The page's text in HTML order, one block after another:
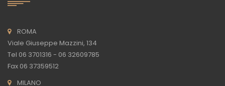
ROMA
Viale Giuseppe Mazzini, 134
Tel 06 3701316 - 06 32609785
Fax 06 37359512
MILANO